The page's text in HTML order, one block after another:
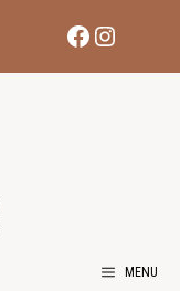
Facebook
MENU